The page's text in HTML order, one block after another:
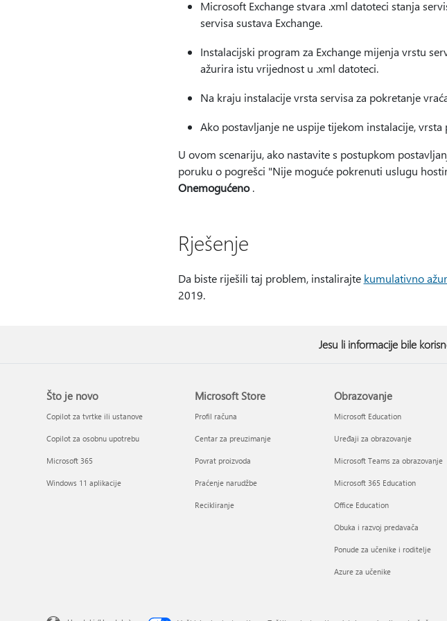
Microsoft Exchange stvara .xml datoteci stanja
servisa sustava Exchange.
Instalacijski program za Exchange mijenja vrstu
ažurira istu vrijednost u .xml datoteci.
Na kraju instalacije vrsta servisa za pokretanje
Ako postavljanje ne uspije tijekom instalacije,
U ovom scenariju, ako nastavite s postupkom
poruku o pogrešci "Nije moguće pokrenuti uslugu
Onemogućeno.
Rješenje
Da biste riješili taj problem, instalirajte kumulativno
2019.
Jesu li informacije bile
Što je novo
Copilot za tvrtke ili ustanove
Copilot za osobnu upotrebu
Microsoft 365
Windows 11 aplikacije
Microsoft Store
Profil računa
Centar za preuzimanje
Povrat proizvoda
Praćenje narudžbe
Recikliranje
Obrazovanje
Microsoft Education
Uređaji za obrazovanje
Microsoft Teams za obrazovanje
Microsoft 365 Education
Office Education
Obuka i razvoj predavača
Ponude za učenike i roditelje
Azure za učenike